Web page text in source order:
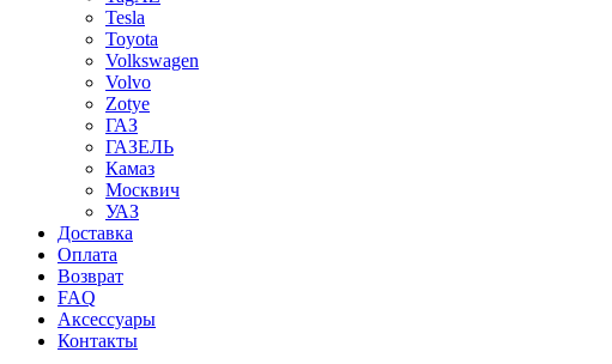
Tesla
Toyota
Volkswagen
Volvo
Zotye
ГАЗ
ГАЗЕЛЬ
Камаз
Москвич
УАЗ
Доставка
Оплата
Возврат
FAQ
Аксессуары
Контакты